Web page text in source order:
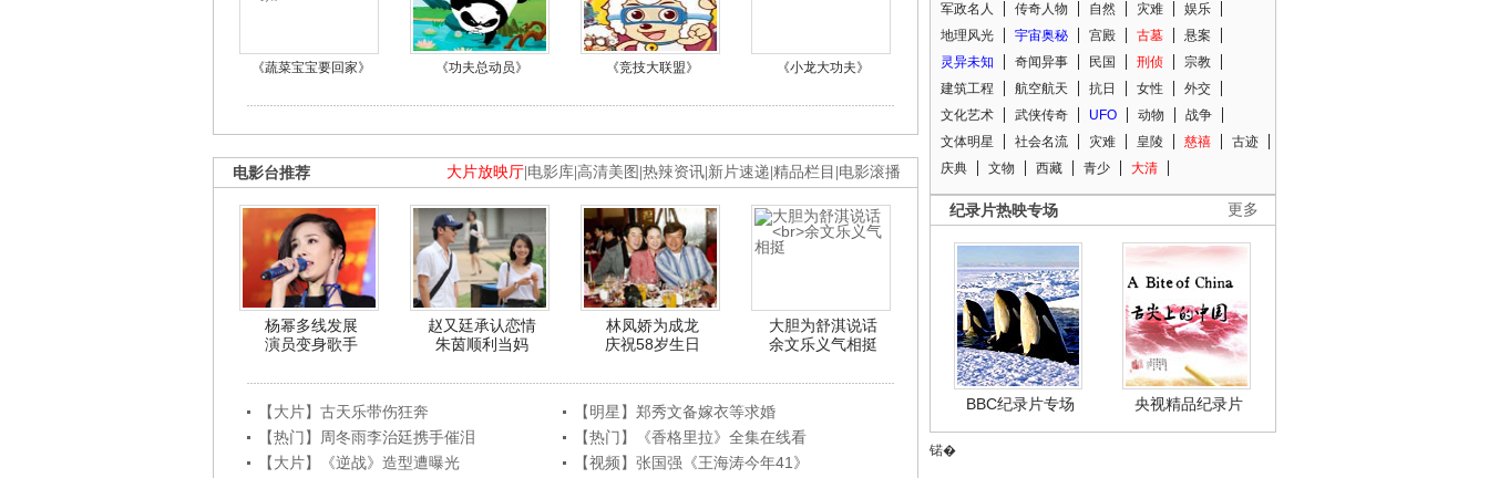
《蔬菜宝宝要回家》 《功夫总动员》 《竞技大联盟》 《小龙大功夫》
大片放映厅 电影库 高清美图 热辣资讯 新片速递 精品栏目 电影滚播
电影台推荐
杨幂多线发展
演员变身歌手
赵又廷承认恋情
朱茵顺利当妈
林凤娇为成龙
庆祝58岁生日
大胆为舒淇说话
余文乐义气相挺
【大片】古天乐带伤狂奔
【明星】郑秀文备嫁衣等求婚
【热门】周冬雨李治廷携手催泪
【热门】《香格里拉》全集在线看
【大片】《逆战》造型遭曝光
【视频】张国强《王海涛今年41》
军政名人
传奇人物 自然 灾难
娱乐
地理风光
宇宙奥秘 宫殿 古墓
悬案
灵异未知
奇闻异事 民国 刑侦
宗教
建筑工程
航空航天 抗日 女性
外交
文化艺术
武侠传奇 UFO 动物
战争
文体明星
社会名流 灾难 皇陵 慈禧
古迹
庆典
文物 西藏 青少 大清
更多
纪录片热映专场
BBC纪录片专场 央视精品纪录片
锘�